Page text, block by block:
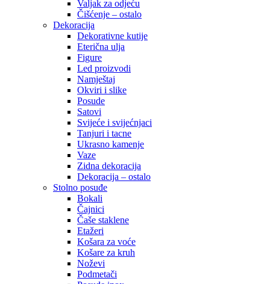
Valjak za odjeću
Čišćenje – ostalo
Dekoracija
Dekorativne kutije
Eterična ulja
Figure
Led proizvodi
Namještaj
Okviri i slike
Posude
Satovi
Svijeće i svijećnjaci
Tanjuri i tacne
Ukrasno kamenje
Vaze
Zidna dekoracija
Dekoracija – ostalo
Stolno posuđe
Bokali
Čajnici
Čaše staklene
Etažeri
Košara za voće
Košare za kruh
Noževi
Podmetači